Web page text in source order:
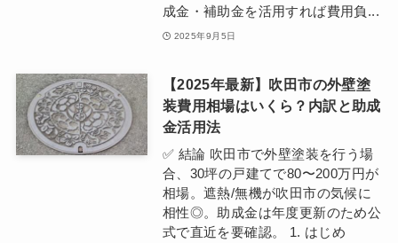
成金・補助金を活用すれば費用負...
2025年9月5日
【2025年最新】吹田市の外壁塗
装費用相場はいくら？内訳と助成
金活用法
✅ 結論 吹田市で外壁塗装を行う場
合、30坪の戸建てで80〜200万円が
相場。遮熱/無機が吹田市の気候に
相性◎。助成金は年度更新のため公
式で直近を要確認。 1. はじめ